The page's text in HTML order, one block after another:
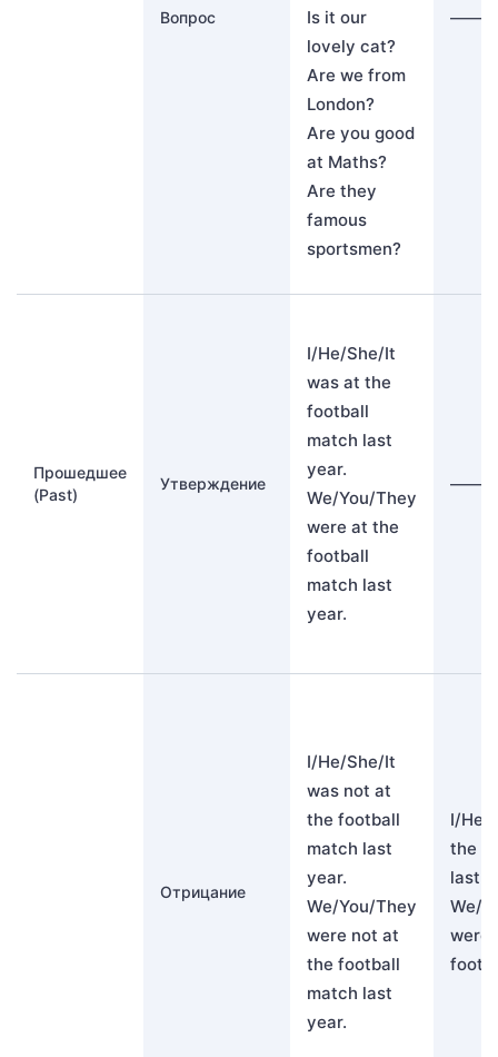
Вопрос
Is it our
lovely cat?
Are we from
London?
Are you good
at Maths?
Are they
famous
sportsmen?
Прошедшее
(Past)
Утверждение
I/He/She/It
was at the
football
match last
year.
We/You/They
were at the
football
match last
year.
Отрицание
I/He/She/It
was not at
the football
match last
year.
We/You/They
were not at
the football
match last
year.
I/He/
the
last
We/